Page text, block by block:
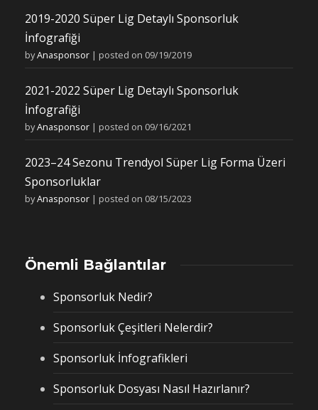
2019-2020 Süper Lig Detaylı Sponsorluk
İnfografiği
byAnasponsor | posted on 09/19/2019
2021-2022 Süper Lig Detaylı Sponsorluk
İnfografiği
byAnasponsor | posted on 09/16/2021
2023–24 Sezonu Trendyol Süper Lig Forma Üzeri
Sponsorluklar
byAnasponsor | posted on 08/15/2023
Önemli Bağlantılar
Sponsorluk Nedir?
Sponsorluk Çeşitleri Nelerdir?
Sponsorluk İnfografikleri
Sponsorluk Dosyası Nasıl Hazırlanır?